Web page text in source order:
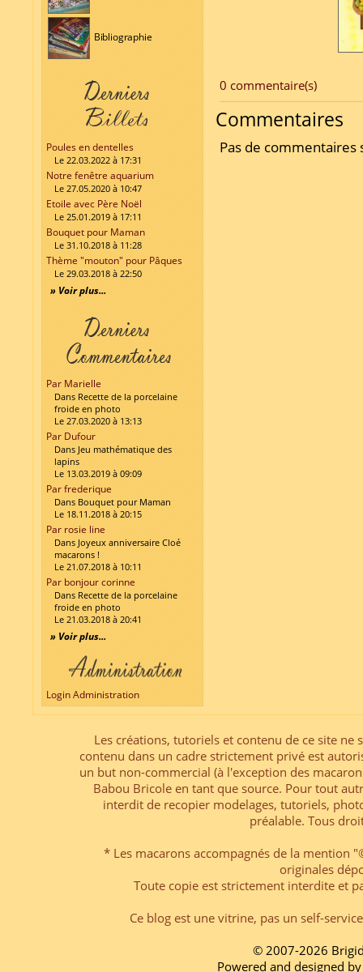
Bibliographie
Poules en dentelles
Le 22.03.2022 à 17:31
Notre fenêtre aquarium
Le 27.05.2020 à 10:47
Etoile avec Père Noël
Le 25.01.2019 à 17:11
Bouquet pour Maman
Le 31.10.2018 à 11:28
Thème "mouton" pour Pâques
Le 29.03.2018 à 22:50
» Voir plus...
Par Marielle
Dans Recette de la porcelaine
froide en photo
Le 27.03.2020 à 13:13
Par Dufour
Dans Jeu mathématique des
lapins
Le 13.03.2019 à 09:09
Par frederique
Dans Bouquet pour Maman
Le 18.11.2018 à 20:15
Par rosie line
Dans Joyeux anniversaire Cloé
macarons !
Le 21.07.2018 à 10:11
Par bonjour corinne
Dans Recette de la porcelaine
froide en photo
Le 21.03.2018 à 20:41
» Voir plus...
Login Administration
0 commentaire(s)
Commentaires
Pas de commentaires
Les créations, tutoriels et contenu de ce site
contenu dans un cadre strictement privé est
un but non-commercial (à l'exception des
Babou Bricole en tant que source. Pour tout
interdit de recopier modelages, tutoriels,
préalable. Tous
* Les macarons accompagnés de la mention
originales
Toute copie est strictement interdite et
Ce blog est une vitrine, pas un self-
© 2007-2026
Powered and designed